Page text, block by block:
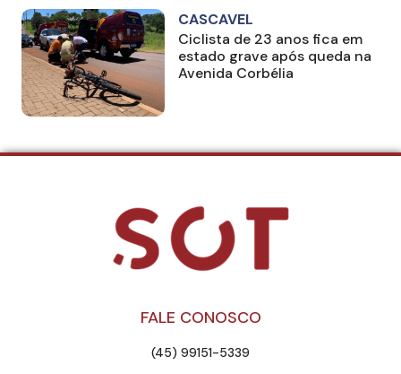
CASCAVEL
Ciclista de 23 anos fica em
estado grave após queda na
Avenida Corbélia
FALE CONOSCO
(45) 99151-5339